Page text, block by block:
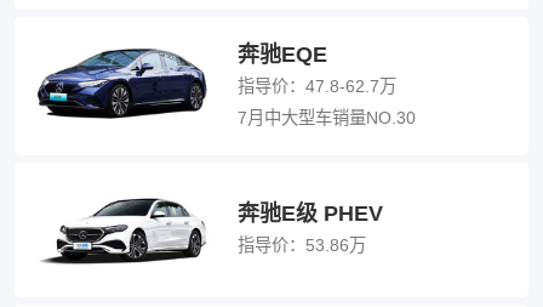
奔驰EQE
指导价： 47.8-62.7万
7月中大型车销量NO.30
奔驰E级 PHEV
指导价： 53.86万